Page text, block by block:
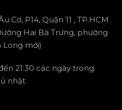
Cơ, P14, Quận 11 , TP.HCM
Hai Bà Trưng, phường
Long mới)
21:30 các ngày trong
nhật